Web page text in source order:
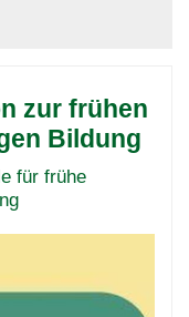
zur frühen
Bildung
für frühe